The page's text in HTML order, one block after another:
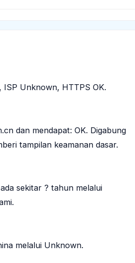
ISP Unknown, HTTPS OK.
dan mendapat: OK. Digabung
tampilan keamanan dasar.
sekitar ? tahun melalui
melalui Unknown.